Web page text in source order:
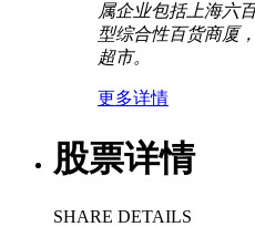
属企业包括上海六
型综合性百货商厦
超市。
更多详情
股票详情
SHARE DETAILS